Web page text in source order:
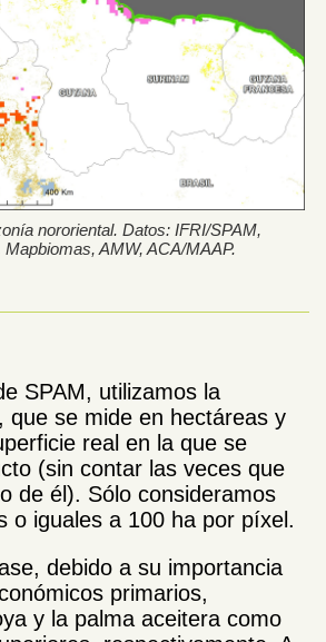
nororiental. Datos: IFRI/SPAM,
Mapbiomas, AMW, ACA/MAAP.
SPAM, utilizamos la
que se mide en hectáreas y
real en la que se
(sin contar las veces que
de él). Sólo consideramos
o iguales a 100 ha por píxel.
debido a su importancia
primarios,
y la palma aceitera como